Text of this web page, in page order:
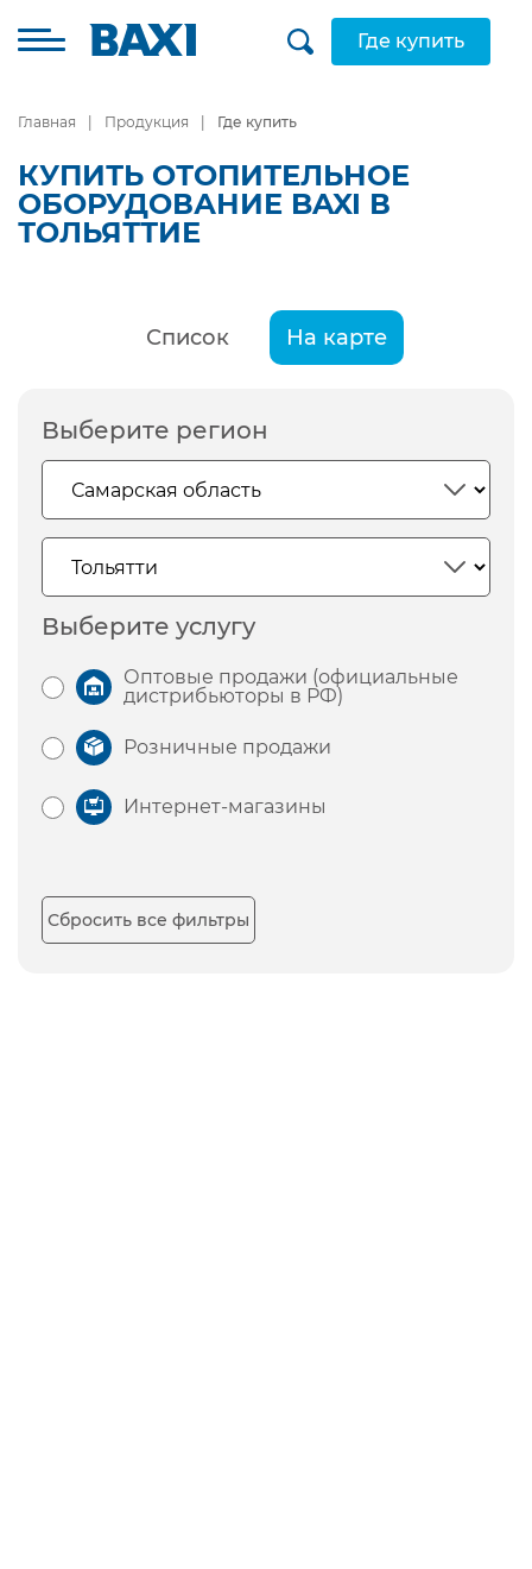
Где купить
Главная Продукция Где купить
КУПИТЬ ОТОПИТЕЛЬНОЕ
ОБОРУДОВАНИЕ BAXI В
ТОЛЬЯТТИЕ
Список На карте
Выберите регион
Выберите услугу
Оптовые продажи (официальные
дистрибьюторы в РФ)
Розничные продажи
Интернет-магазины
Сбросить все фильтры